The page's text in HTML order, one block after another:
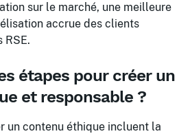
sur le marché, une meilleure
accrue des clients
RSE.
étapes pour créer un
et responsable ?
un contenu éthique incluent la